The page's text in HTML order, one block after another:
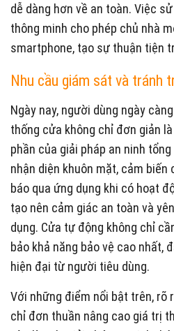
dễ dàng hơn về an toàn. Việc
thông minh cho phép chủ nhà
smartphone, tạo sự thuận tiện
Nhu cầu giám sát và tránh
Ngày nay, người dùng ngày
thống cửa không chỉ đơn giản
phần của giải pháp an ninh
nhận diện khuôn mặt, cảm biến
báo qua ứng dụng khi có hoạt
tạo nên cảm giác an toàn và
dụng. Cửa tự động không chỉ
bảo khả năng bảo vệ cao nhất,
hiện đại từ người tiêu dùng.
Với những điểm nổi bật trên, rõ
chỉ đơn thuần nâng cao giá trị